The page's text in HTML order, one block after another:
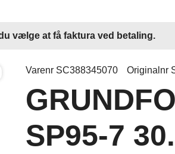
vælge at få faktura ved betaling.
Varenr SC388345070 Originalnr
SP95-7